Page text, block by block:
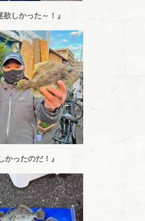
欲しかった～！』
かったのだ！』